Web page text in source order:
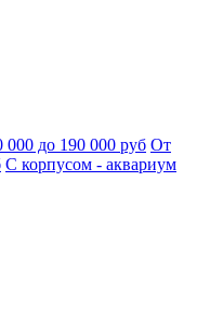
000 до 190 000 руб От
С корпусом - аквариум